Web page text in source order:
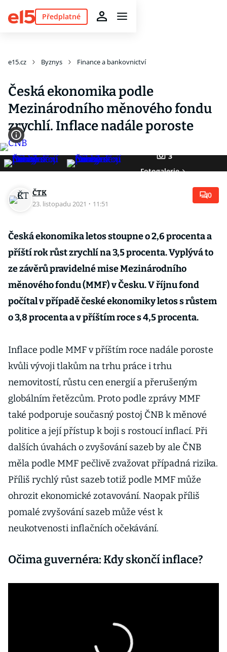
Předplatné
e15.cz Byznys Finance a bankovnictví
Česká ekonomika podle
Mezinárodního měnového fondu
zrychlí. Inflace nadále poroste
3
Fotogalerie
ČTK
23. listopadu 2021 · 11:51
0
Česká ekonomika letos stoupne o 2,6 procenta a
příští rok růst zrychlí na 3,5 procenta. Vyplývá to
ze závěrů pravidelné mise Mezinárodního
měnového fondu (MMF) v Česku. V říjnu fond
počítal v případě české ekonomiky letos s růstem
o 3,8 procenta a v příštím roce s 4,5 procenta.
Inflace podle MMF v příštím roce nadále poroste
kvůli vývoji tlakům na trhu práce i trhu
nemovitostí, růstu cen energií a přerušeným
globálním řetězcům. Proto podle zprávy MMF
také podporuje současný postoj ČNB k měnové
politice a její přístup k boji s rostoucí inflací. Při
dalších úvahách o zvyšování sazeb by ale ČNB
měla podle MMF pečlivě zvažovat případná rizika.
Příliš rychlý růst sazeb totiž podle MMF může
ohrozit ekonomické zotavování. Naopak příliš
pomalé zvyšování sazeb může vést k
neukotvenosti inflačních očekávání.
Očima guvernéra: Kdy skončí inflace?